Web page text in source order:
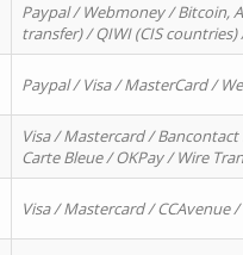
Paypal / Webmoney / Bitcoin,
transfer) / QIWI (CIS
Paypal / Visa / MasterCard /
Visa / Mastercard /
Carte Bleue / OKPay / Wire
Visa / Mastercard / CCAvenue